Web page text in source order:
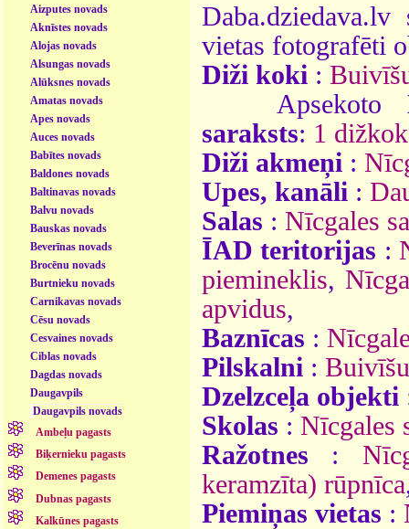
Aizputes novads
Aknīstes novads
Alojas novads
Alsungas novads
Alūksnes novads
Amatas novads
Apes novads
Auces novads
Babītes novads
Baldones novads
Baltinavas novads
Balvu novads
Bauskas novads
Beverīnas novads
Brocēnu novads
Burtnieku novads
Carnikavas novads
Cēsu novads
Cesvaines novads
Ciblas novads
Dagdas novads
Daugavpils
Daugavpils novads
Ambeļu pagasts
Biķernieku pagasts
Demenes pagasts
Dubnas pagasts
Kalkūnes pagasts
vietas fotografēti
Diži koki :
Apsekoto
saraksts: 1
Diži akmeņi :
Upes, kanāli :
Salas : Nīcgales
ĪAD teritorijas :
piemineklis,
apvidus,
Baznīcas :
Pilskalni :
Dzelzceļa objekti
Skolas : Nīcgales
Ražotnes :
keramzīta) rūpnīca
Piemiņas vietas :